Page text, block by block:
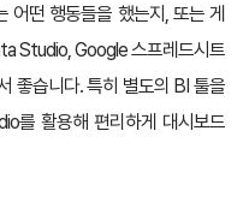
어떤 행동들을 했는지, 또는 게
Studio, Google 스프레드시트
좋습니다. 특히 별도의 BI 툴을
를 활용해 편리하게 대시보드